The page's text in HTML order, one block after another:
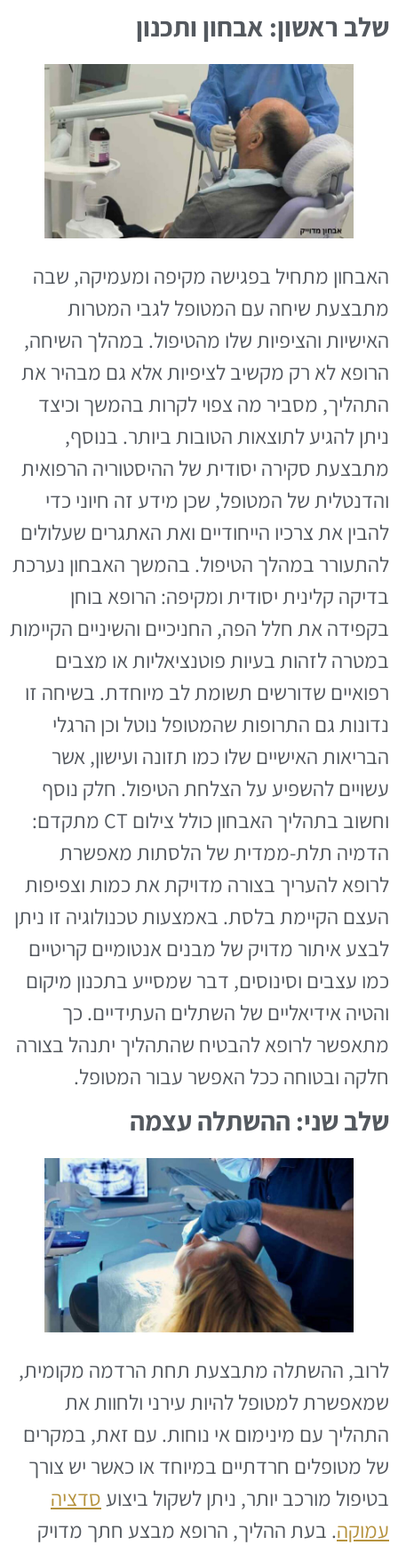
שלב ראשון: אבחון ותכנון
האבחון מתחיל בפגישה מקיפה ומעמיקה, שבה
מתבצעת שיחה עם המטופל לגבי המטרות
האישיות והציפיות שלו מהטיפול. במהלך השיחה,
הרופא לא רק מקשיב לציפיות אלא גם מבהיר את
התהליך, מסביר מה צפוי לקרות בהמשך וכיצד
ניתן להגיע לתוצאות הטובות ביותר. בנוסף,
מתבצעת סקירה יסודית של ההיסטוריה הרפואית
והדנטלית של המטופל, שכן מידע זה חיוני כדי
להבין את צרכיו הייחודיים ואת האתגרים שעלולים
להתעורר במהלך הטיפול. בהמשך האבחון נערכת
בדיקה קלינית יסודית ומקיפה: הרופא בוחן
בקפידה את חלל הפה, החניכיים והשיניים הקיימות
במטרה לזהות בעיות פוטנציאליות או מצבים
רפואיים שדורשים תשומת לב מיוחדת. בשיחה זו
נדונות גם התרופות שהמטופל נוטל וכן הרגלי
הבריאות האישיים שלו כמו תזונה ועישון, אשר
עשויים להשפיע על הצלחת הטיפול. חלק נוסף
וחשוב בתהליך האבחון כולל צילום CT מתקדם:
הדמיה תלת-ממדית של הלסתות מאפשרת
לרופא להעריך בצורה מדויקת את כמות וצפיפות
העצם הקיימת בלסת. באמצעות טכנולוגיה זו ניתן
לבצע איתור מדויק של מבנים אנטומיים קריטיים
כמו עצבים וסינוסים, דבר שמסייע בתכנון מיקום
והטיה אידיאליים של השתלים העתידיים. כך
מתאפשר לרופא להבטיח שהתהליך יתנהל בצורה
חלקה ובטוחה ככל האפשר עבור המטופל.
שלב שני: ההשתלה עצמה
לרוב, ההשתלה מתבצעת תחת הרדמה מקומית,
שמאפשרת למטופל להיות עירני ולחוות את
התהליך עם מינימום אי נוחות. עם זאת, במקרים
של מטופלים חרדתיים במיוחד או כאשר יש צורך
בטיפול מורכב יותר, ניתן לשקול ביצועסדציה
עמוקה. בעת ההליך, הרופא מבצע חתך מדויק